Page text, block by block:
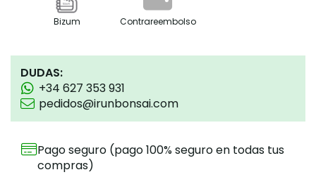
Bizum Contrareembolso
DUDAS:
+34 627 353 931
pedidos@irunbonsai.com
Pago seguro (pago 100% seguro en todas tus
compras)